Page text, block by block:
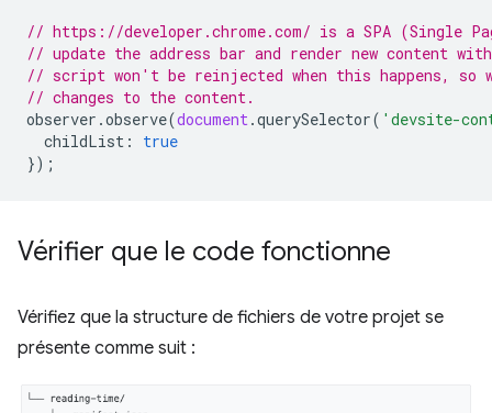
// https://developer.chrome.com/ is a SPA (Single
// update the address bar and render new content
// script won't be reinjected when this happens, so
// changes to the content.
observer .observe(document.querySelector( 'devsite-
childList :
true
});
Vérifier que le code fonctionne
Vérifiez que la structure de fichiers de votre projet se
présente comme suit :